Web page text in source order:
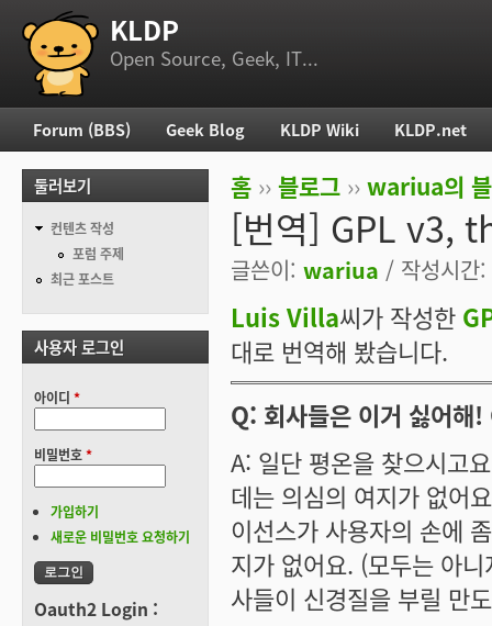
부 메뉴 KLDP
Open Source, Geek, IT...
현재 위치
홈 ›› 블로그 ›› wariua의
[번역] GPL v3,
글쓴이: wariua / 작성시
Luis Villa씨가 작성한
대로 번역해 봤습니다.
Q: 회사들은 이거 싫어해
A: 일단 평온을 찾으시고
데는 의심의 여지가 없어
이선스가 사용자의 손에
지가 없어요. (모두는 아
사들이 신경질을 부릴 만
주 메뉴
Forum (BBS) Geek Blog KLDP Wiki KLDP.net
둘러보기
컨텐츠 작성
포럼 주제
최근 포스트
사용자 로그인
아이디 *
비밀번호*
가입하기
새로운 비밀번호 요청하기
Oauth2 Login :